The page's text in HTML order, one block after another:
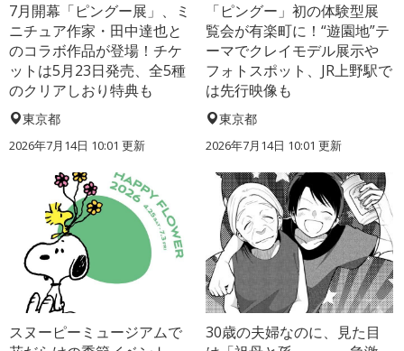
7月開幕「ピングー展」、ミ
ニチュア作家・田中達也と
のコラボ作品が登場！チケ
ットは5月23日発売、全5種
のクリアしおり特典も
東京都
2026年7月14日 10:01 更新
「ピングー」初の体験型展
覧会が有楽町に！“遊園地”テ
ーマでクレイモデル展示や
フォトスポット、JR上野駅で
は先行映像も
東京都
2026年7月14日 10:01 更新
スヌーピーミュージアムで
30歳の夫婦なのに、見た目